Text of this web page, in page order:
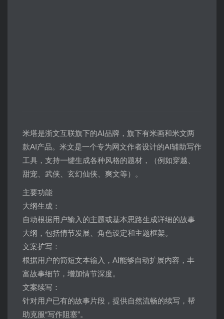
米塔是浙文互联旗下的AI品牌，旗下有米画和米文两
款AI产品。米文是一个专为网文作者设计的AI辅助写作
工具，支持一键生成各种风格的题材，（例如穿越、
甜宠、武侠、玄幻仙侠、爽文等）。
主要功能
大纲生成：
自动根据用户输入的主题或基本思路生成详细的故事
大纲，包括情节发展、角色设定和主题框架。
文案扩写：
根据用户的简短文本输入，AI能够自动扩展内容，丰
富故事细节，增加情节深度。
文案续写：
针对用户已有的故事片段，提供自然流畅的续写，帮
助克服“写作阻塞”。